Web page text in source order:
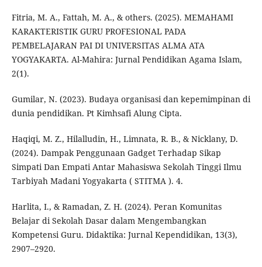
Fitria, M. A., Fattah, M. A., & others. (2025). MEMAHAMI
KARAKTERISTIK GURU PROFESIONAL PADA
PEMBELAJARAN PAI DI UNIVERSITAS ALMA ATA
YOGYAKARTA. Al-Mahira: Jurnal Pendidikan Agama Islam,
2(1).
Gumilar, N. (2023). Budaya organisasi dan kepemimpinan di
dunia pendidikan. Pt Kimhsafi Alung Cipta.
Haqiqi, M. Z., Hilalludin, H., Limnata, R. B., & Nicklany, D.
(2024). Dampak Penggunaan Gadget Terhadap Sikap
Simpati Dan Empati Antar Mahasiswa Sekolah Tinggi Ilmu
Tarbiyah Madani Yogyakarta ( STITMA ). 4.
Harlita, I., & Ramadan, Z. H. (2024). Peran Komunitas
Belajar di Sekolah Dasar dalam Mengembangkan
Kompetensi Guru. Didaktika: Jurnal Kependidikan, 13(3),
2907–2920.